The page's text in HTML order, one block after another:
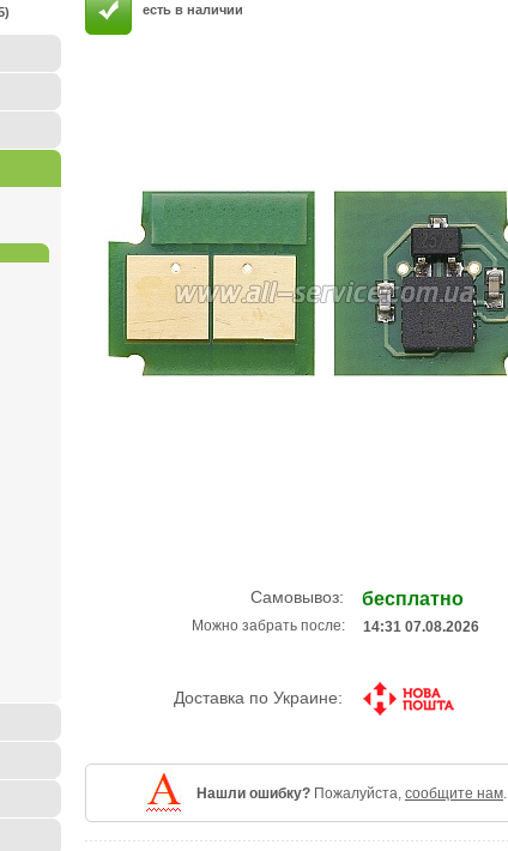
есть в наличии
Самовывоз: бесплатно
Можно забрать после: 14:31 07.08.2026
Доставка по Украине:
Нашли ошибку? Пожалуйста, сообщите нам.